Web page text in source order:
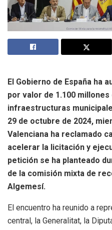
El Gobierno de España ha
por valor de 1.100
infraestructuras
29 de octubre de 2024,
Valenciana ha reclamado
acelerar la licitación y
petición se ha planteado
de la comisión mixta de
Algemesí.
El encuentro ha reunido a
central, la Generalitat, la